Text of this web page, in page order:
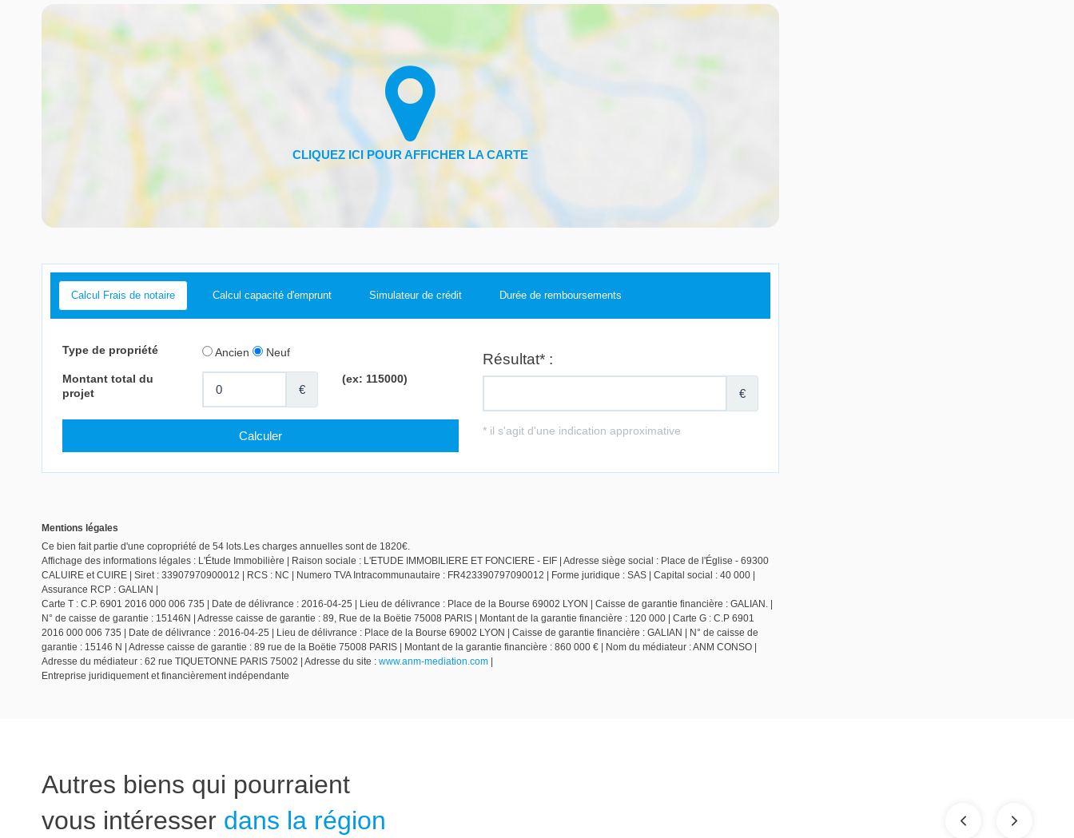
Calcul Frais de notaire Calcul capacité d'emprunt Simulateur de crédit Durée de remboursements
Mentions légales
Ce bien fait partie d'une copropriété de 54 lots.Les charges annuelles sont de 1820€.
Affichage des informations légales : L'Étude Immobilière | Raison sociale : L'ETUDE IMMOBILIERE ET FONCIERE - EIF | Adresse siège social : Place de l'Église - 69300
CALUIRE et CUIRE | Siret : 33907970900012 | RCS : NC | Numero TVA Intracommunautaire : FR423390797090012 | Forme juridique : SAS | Capital social : 40 000 |
Assurance RCP : GALIAN |
Carte T : C.P. 6901 2016 000 006 735 | Date de délivrance : 2016-04-25 | Lieu de délivrance : Place de la Bourse 69002 LYON | Caisse de garantie financière : GALIAN. |
N° de caisse de garantie : 15146N | Adresse caisse de garantie : 89, Rue de la Boëtie 75008 PARIS | Montant de la garantie financière : 120 000 | Carte G : C.P 6901
2016 000 006 735 | Date de délivrance : 2016-04-25 | Lieu de délivrance : Place de la Bourse 69002 LYON | Caisse de garantie financière : GALIAN | N° de caisse de
garantie : 15146 N | Adresse caisse de garantie : 89 rue de la Boëtie 75008 PARIS | Montant de la garantie financière : 860 000 € | Nom du médiateur : ANM CONSO |
Adresse du médiateur : 62 rue TIQUETONNE PARIS 75002 | Adresse du site : www.anm-mediation.com |
Entreprise juridiquement et financièrement indépendante
Autres biens qui pourraient
vous intéresser dans la région